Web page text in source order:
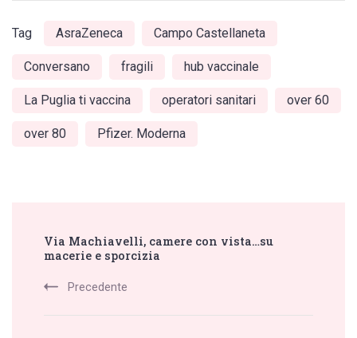
Tag AsraZeneca Campo Castellaneta
Conversano fragili hub vaccinale
La Puglia ti vaccina operatori sanitari over 60
over 80 Pfizer. Moderna
Navigation
Via Machiavelli, camere con vista…su
macerie e sporcizia
Precedente